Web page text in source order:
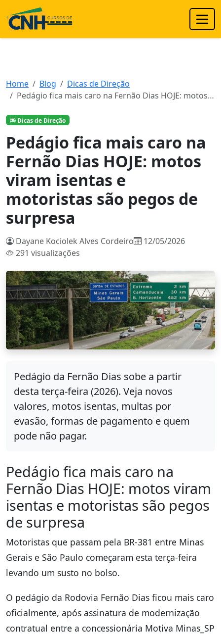
Home Blog
Dicas de Direção
Pedágio fica mais caro na Fernão Dias HOJE: motos…
Dicas de Direção
Pedágio fica mais caro na
Fernão Dias HOJE: motos
viram isentas e
motoristas são pegos de
surpresa
Dayane Kociolek Alves Cordeiro
12/05/2026
291 visualizações
Pedágio da Fernão Dias sobe a partir
desta terça-feira (2026). Veja novos
valores, motos isentas, multas por
evasão, formas de pagamento e quem
pode não pagar.
Pedágio fica mais caro na
Fernão Dias HOJE: motos viram
isentas e motoristas são pegos
de surpresa
Motoristas que passam pela BR-381 entre Minas
Gerais e São Paulo começaram esta terça-feira
levando um susto no bolso.
O pedágio da Rodovia Fernão Dias ficou mais caro
oficialmente, após assinatura de modernização
contratual entre a concessionária Motiva Minas_SP